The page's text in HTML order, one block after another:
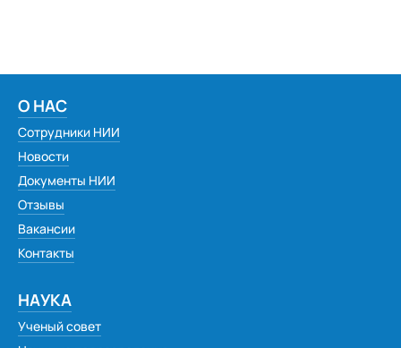
О НАС
Сотрудники НИИ
Новости
Документы НИИ
Отзывы
Вакансии
Контакты
НАУКА
Ученый совет